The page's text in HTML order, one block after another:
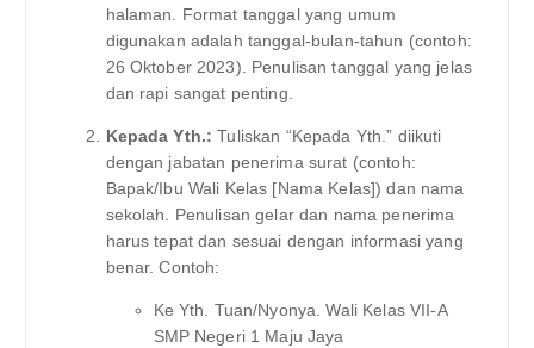
halaman. Format tanggal yang umum
digunakan adalah tanggal-bulan-tahun (contoh:
26 Oktober 2023). Penulisan tanggal yang jelas
dan rapi sangat penting.
Kepada Yth.: Tuliskan “Kepada Yth.” diikuti
dengan jabatan penerima surat (contoh:
Bapak/Ibu Wali Kelas [Nama Kelas]) dan nama
sekolah. Penulisan gelar dan nama penerima
harus tepat dan sesuai dengan informasi yang
benar. Contoh:
Ke Yth. Tuan/Nyonya. Wali Kelas VII-A
SMP Negeri 1 Maju Jaya